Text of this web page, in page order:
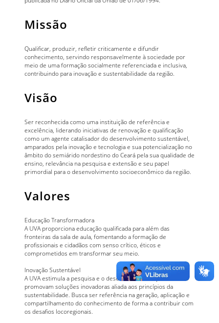
Missão
Qualificar, produzir, refletir criticamente e difundir
conhecimento, servindo responsavelmente à sociedade por
meio de uma formação socialmente referenciada e inclusiva,
contribuindo para inovação e sustentabilidade da região.
Visão
Ser reconhecida como uma instituição de referência e
excelência, liderando iniciativas de renovação e qualificação
como um agente catalisador do desenvolvimento sustentável,
amparados pela inovação e tecnologia e sua potencialização no
âmbito do semiárido nordestino do Ceará pela sua qualidade de
ensino, relevância na pesquisa e extensão e seu papel
primordial para o desenvolvimento socioeconômico da região.
Valores
Educação Transformadora
A UVA proporciona educação qualificada para além das
fronteiras da sala de aula, fomentando a formação de
profissionais e cidadãos com senso crítico, éticos e
comprometidos em transformar seu meio.
Inovação Sustentável
A UVA estimula a pesquisa e o desenvolvimento que
promovam soluções inovadoras aliada aos princípios da
sustentabilidade. Busca ser referência na geração, aplicação e
compartilhamento do conhecimento de forma a contribuir com
os desafios locoregionais.